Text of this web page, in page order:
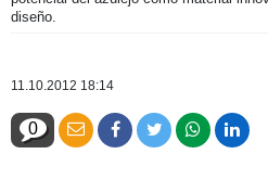
diseño.
11.10.2012 18:14
0